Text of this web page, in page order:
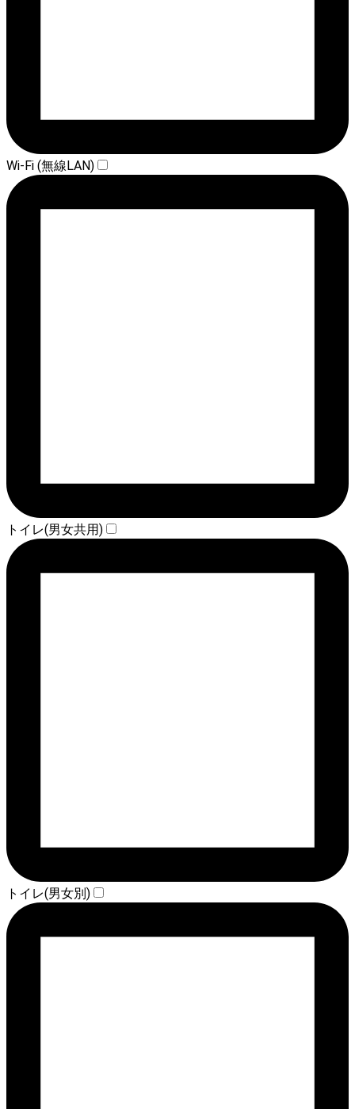
Wi-Fi (無線LAN)
トイレ(男女共用)
トイレ(男女別)